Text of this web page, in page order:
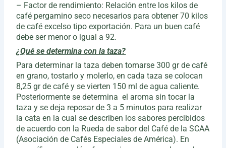
– Factor de rendimiento: Relación entre los kilos de
café pergamino seco necesarios para obtener 70 kilos
de café excelso tipo exportación. Para un buen café
debe ser menor o igual a 92.
¿Qué se determina con la taza?
Para determinar la taza deben tomarse 300 gr de café
en grano, tostarlo y molerlo, en cada taza se colocan
8,25 gr de café y se vierten 150 ml de agua caliente.
Posteriormente se determina el aroma sin tocar la
taza y se deja reposar de 3 a 5 minutos para realizar
la cata en la cual se describen los sabores percibidos
de acuerdo con la Rueda de sabor del Café de la SCAA
(Asociación de Cafés Especiales de América). En